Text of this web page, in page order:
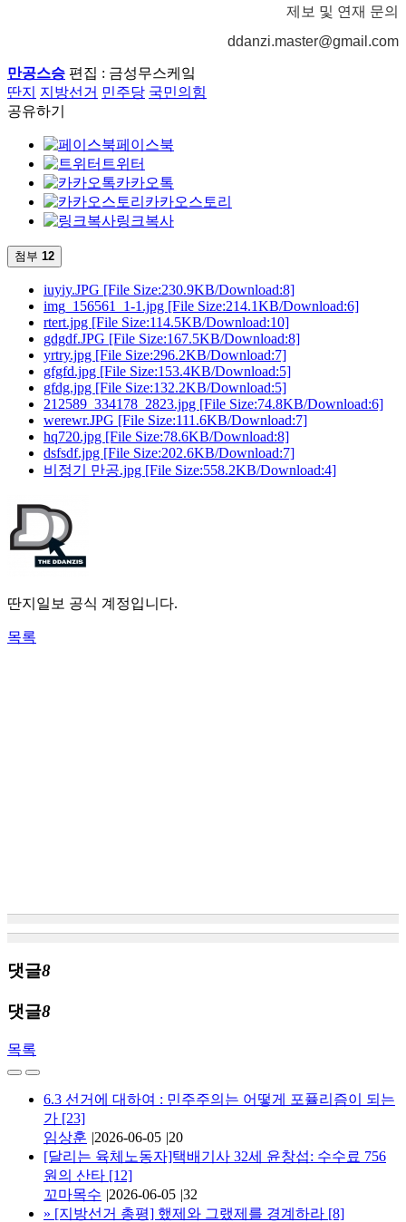
제보 및 연재 문의
ddanzi.master@gmail.com
만공스승 편집 : 금성무스케잌
딴지
지방선거 민주당 국민의힘
공유하기
페이스북
트위터
카카오톡
카카오스토리
링크복사
첨부 12
iuyiy.JPG [File Size:230.9KB/Download:8]
img_156561_1-1.jpg [File Size:214.1KB/Download:6]
rtert.jpg [File Size:114.5KB/Download:10]
gdgdf.JPG [File Size:167.5KB/Download:8]
yrtry.jpg [File Size:296.2KB/Download:7]
gfgfd.jpg [File Size:153.4KB/Download:5]
gfdg.jpg [File Size:132.2KB/Download:5]
212589_334178_2823.jpg [File Size:74.8KB/Download:6]
werewr.JPG [File Size:111.6KB/Download:7]
hq720.jpg [File Size:78.6KB/Download:8]
dsfsdf.jpg [File Size:202.6KB/Download:7]
비정기 만공.jpg [File Size:558.2KB/Download:4]
딴지일보 공식 계정입니다.
목록
댓글8
댓글8
목록
6.3 선거에 대하여 : 민주주의는 어떻게 포퓰리즘이 되는
가 [23]
임상훈 |2026-06-05 |20
[달리는 육체노동자]택배기사 32세 윤창섭: 수수료 756
원의 산타 [12]
꼬마목수 |2026-06-05 |32
» [지방선거 총평] 했제와 그랬제를 경계하라 [8]